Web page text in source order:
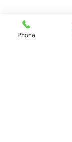
Phone